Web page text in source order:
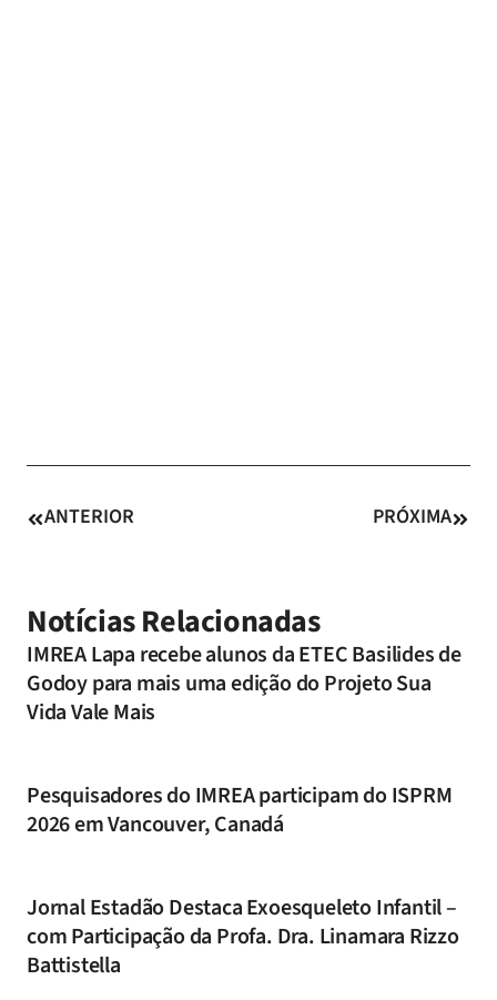
ANTERIOR PRÓXIMA
Notícias Relacionadas
IMREA Lapa recebe alunos da ETEC Basilides de
Godoy para mais uma edição do Projeto Sua
Vida Vale Mais
Pesquisadores do IMREA participam do ISPRM
2026 em Vancouver, Canadá
Jornal Estadão Destaca Exoesqueleto Infantil –
com Participação da Profa. Dra. Linamara Rizzo
Battistella